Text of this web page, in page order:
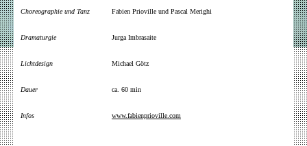
Choreographie und Tanz Fabien Prioville und Pascal Merighi
Dramaturgie Jurga Imbrasaite
Lichtdesign Michael Götz
Dauer ca. 60 min
Infos www.fabienprioville.com